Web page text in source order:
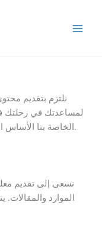
لمساعدتك في رحلتك في
الخاصة بنا الأساس الذي نبني عليه لضمان تجربة فعّالة ومثمرة.
نسعى إلى تقديم
الموارد